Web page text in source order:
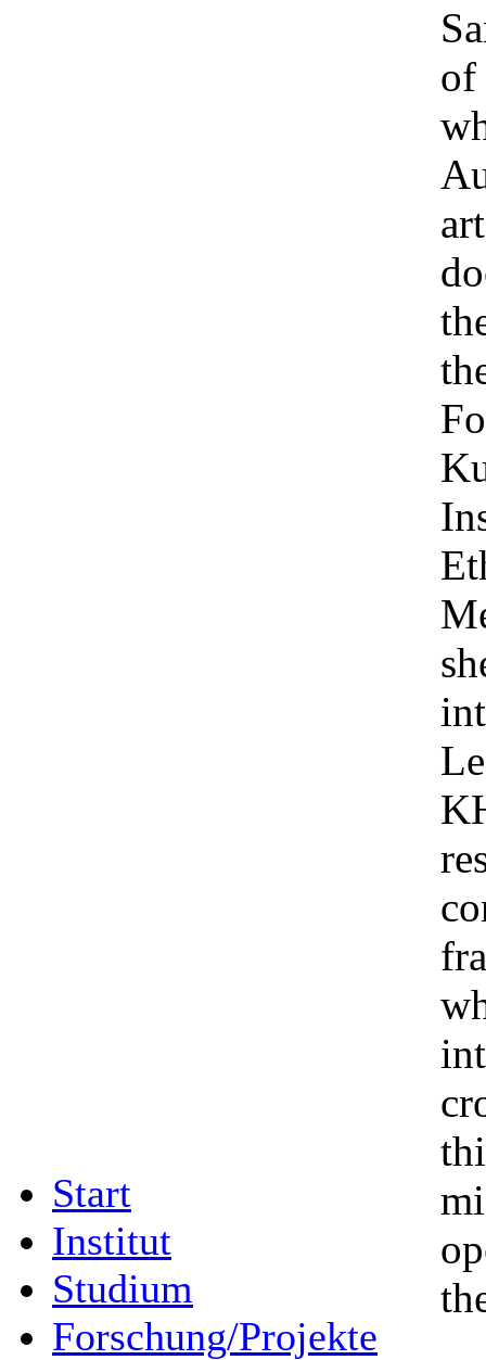
Start
Institut
Studium
Forschung/Projekte
of